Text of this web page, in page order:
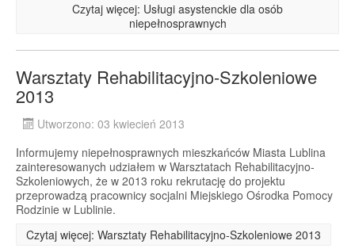
Czytaj więcej: Usługi asystenckie dla osób
niepełnosprawnych
Warsztaty Rehabilitacyjno-Szkoleniowe
2013
Utworzono: 03 kwiecień 2013
Informujemy niepełnosprawnych mieszkańców Miasta Lublina
zainteresowanych udziałem w Warsztatach Rehabilitacyjno-
Szkoleniowych, że w 2013 roku rekrutację do projektu
przeprowadzą pracownicy socjalni Miejskiego Ośrodka Pomocy
Rodzinie w Lublinie.
Czytaj więcej: Warsztaty Rehabilitacyjno-Szkoleniowe 2013